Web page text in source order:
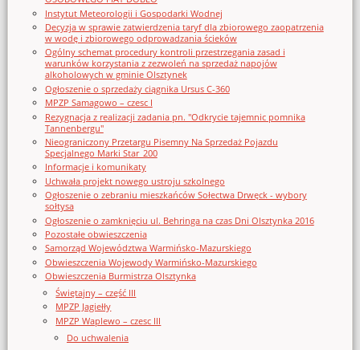
Instytut Meteorologii i Gospodarki Wodnej
Decyzja w sprawie zatwierdzenia taryf dla zbiorowego zaopatrzenia
w wodę i zbiorowego odprowadzania ścieków
Ogólny schemat procedury kontroli przestrzegania zasad i
warunków korzystania z zezwoleń na sprzedaż napojów
alkoholowych w gminie Olsztynek
Ogłoszenie o sprzedaży ciągnika Ursus C-360
MPZP Samagowo – czesc I
Rezygnacja z realizacji zadania pn. "Odkrycie tajemnic pomnika
Tannenbergu"
Nieograniczony Przetargu Pisemny Na Sprzedaż Pojazdu
Specjalnego Marki Star_200
Informacje i komunikaty
Uchwała projekt nowego ustroju szkolnego
Ogłoszenie o zebraniu mieszkańców Sołectwa Drwęck - wybory
sołtysa
Ogłoszenie o zamknięciu ul. Behringa na czas Dni Olsztynka 2016
Pozostałe obwieszczenia
Samorząd Województwa Warmińsko-Mazurskiego
Obwieszczenia Wojewody Warmińsko-Mazurskiego
Obwieszczenia Burmistrza Olsztynka
Świętajny – część III
MPZP Jagiełły
MPZP Waplewo – czesc III
Do uchwalenia